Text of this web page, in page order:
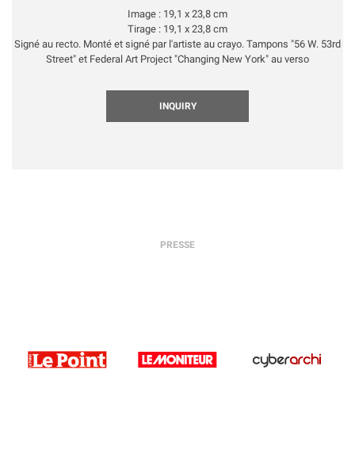
Image : 19,1 x 23,8 cm
Tirage : 19,1 x 23,8 cm
Signé au recto. Monté et signé par l'artiste au crayo. Tampons "56 W. 53rd
Street" et Federal Art Project "Changing New York" au verso
INQUIRY
PRESSE